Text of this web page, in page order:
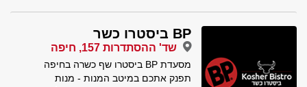
BP ביסטרו כשר
שד' ההסתדרות 157, חיפה
מסעדת BP ביסטרו שף כשרה בחיפה
תפנק אתכם במיטב המנות - מנות